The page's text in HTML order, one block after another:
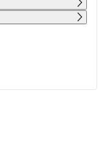
12 13
26 27